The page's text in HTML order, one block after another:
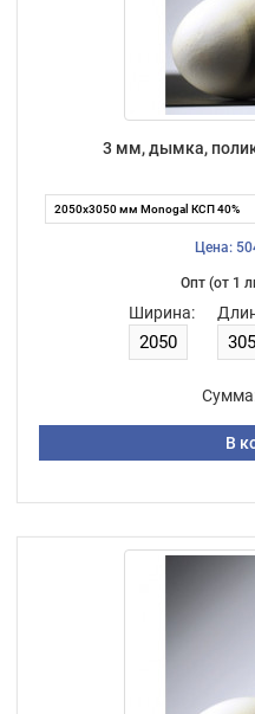
3 мм, дымка,
Цена:
Опт (от 1
Ширина:
В